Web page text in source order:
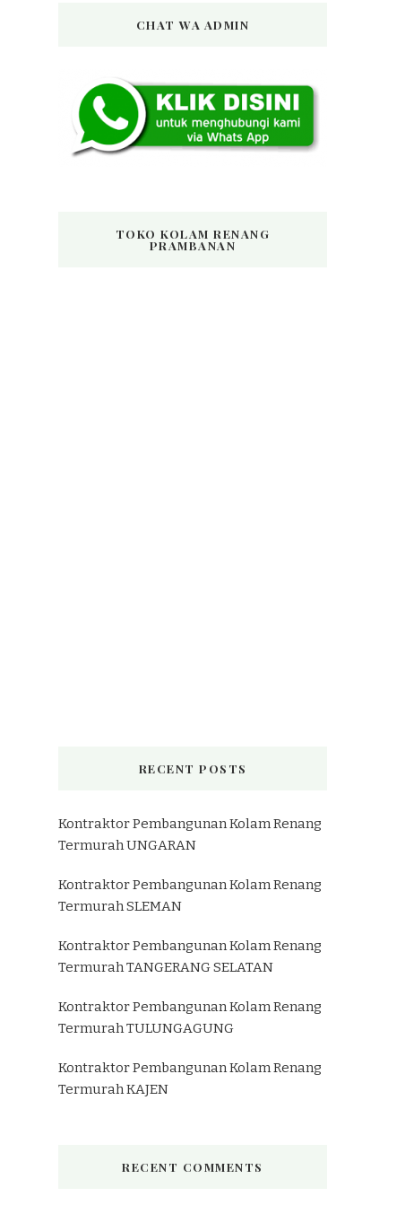
CHAT WA ADMIN
TOKO KOLAM RENANG
PRAMBANAN
RECENT POSTS
Kontraktor Pembangunan Kolam Renang
Termurah UNGARAN
Kontraktor Pembangunan Kolam Renang
Termurah SLEMAN
Kontraktor Pembangunan Kolam Renang
Termurah TANGERANG SELATAN
Kontraktor Pembangunan Kolam Renang
Termurah TULUNGAGUNG
Kontraktor Pembangunan Kolam Renang
Termurah KAJEN
RECENT COMMENTS